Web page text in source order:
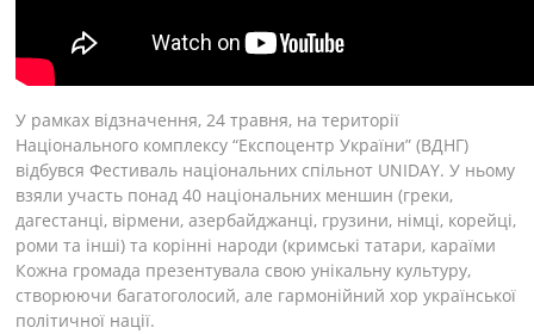
У рамках відзначення, 24 травня, на території
Національного комплексу “Експоцентр України” (ВДНГ)
відбувся Фестиваль національних спільнот UNIDAY. У ньому
взяли участь понад 40 національних меншин (греки,
дагестанці, вірмени, азербайджанці, грузини, німці, корейці,
роми та інші) та корінні народи (кримські татари, караїми
Кожна громада презентувала свою унікальну культуру,
створюючи багатоголосий, але гармонійний хор української
політичної нації.